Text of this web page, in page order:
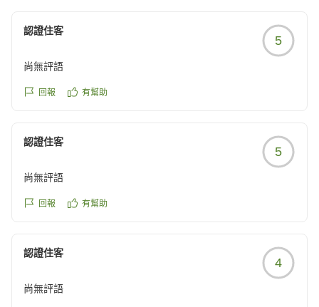
認證住客
5
尚無評語
回報 有幫助
認證住客
5
尚無評語
回報 有幫助
認證住客
4
尚無評語